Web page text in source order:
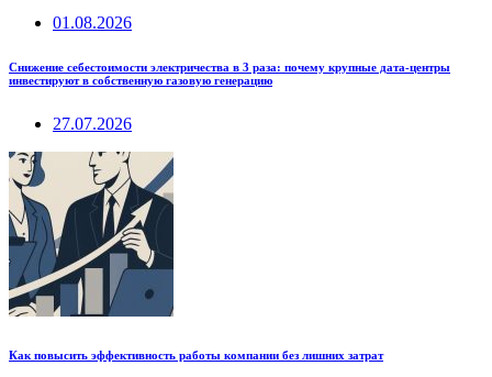
01.08.2026
Снижение себестоимости электричества в 3 раза: почему крупные дата-центры
инвестируют в собственную газовую генерацию
27.07.2026
Как повысить эффективность работы компании без лишних затрат